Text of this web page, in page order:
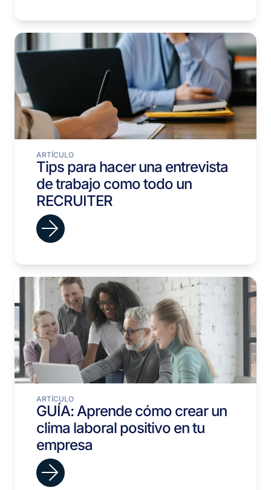
ARTÍCULO
Tips para hacer una entrevista
de trabajo como todo un
RECRUITER
ARTÍCULO
GUÍA: Aprende cómo crear un
clima laboral positivo en tu
empresa